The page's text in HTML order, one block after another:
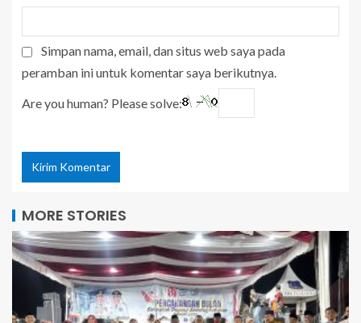
Simpan nama, email, dan situs web saya pada
peramban ini untuk komentar saya berikutnya.
Are you human? Please solve:
MORE STORIES